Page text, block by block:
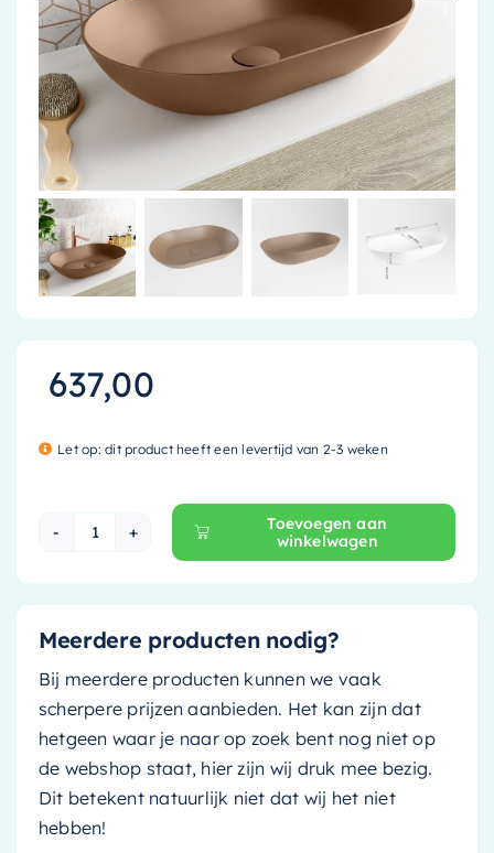
PVC
Tegels
637,00
Let op: dit product heeft een levertijd van 2-3 weken
Mondiaz Waskom Onni - 55cm - rust (bruin
Toevoegen aan
winkelwagen
Meerdere producten nodig?
Bij meerdere producten kunnen we vaak
scherpere prijzen aanbieden. Het kan zijn dat
hetgeen waar je naar op zoek bent nog niet op
de webshop staat, hier zijn wij druk mee bezig.
Dit betekent natuurlijk niet dat wij het niet
hebben!